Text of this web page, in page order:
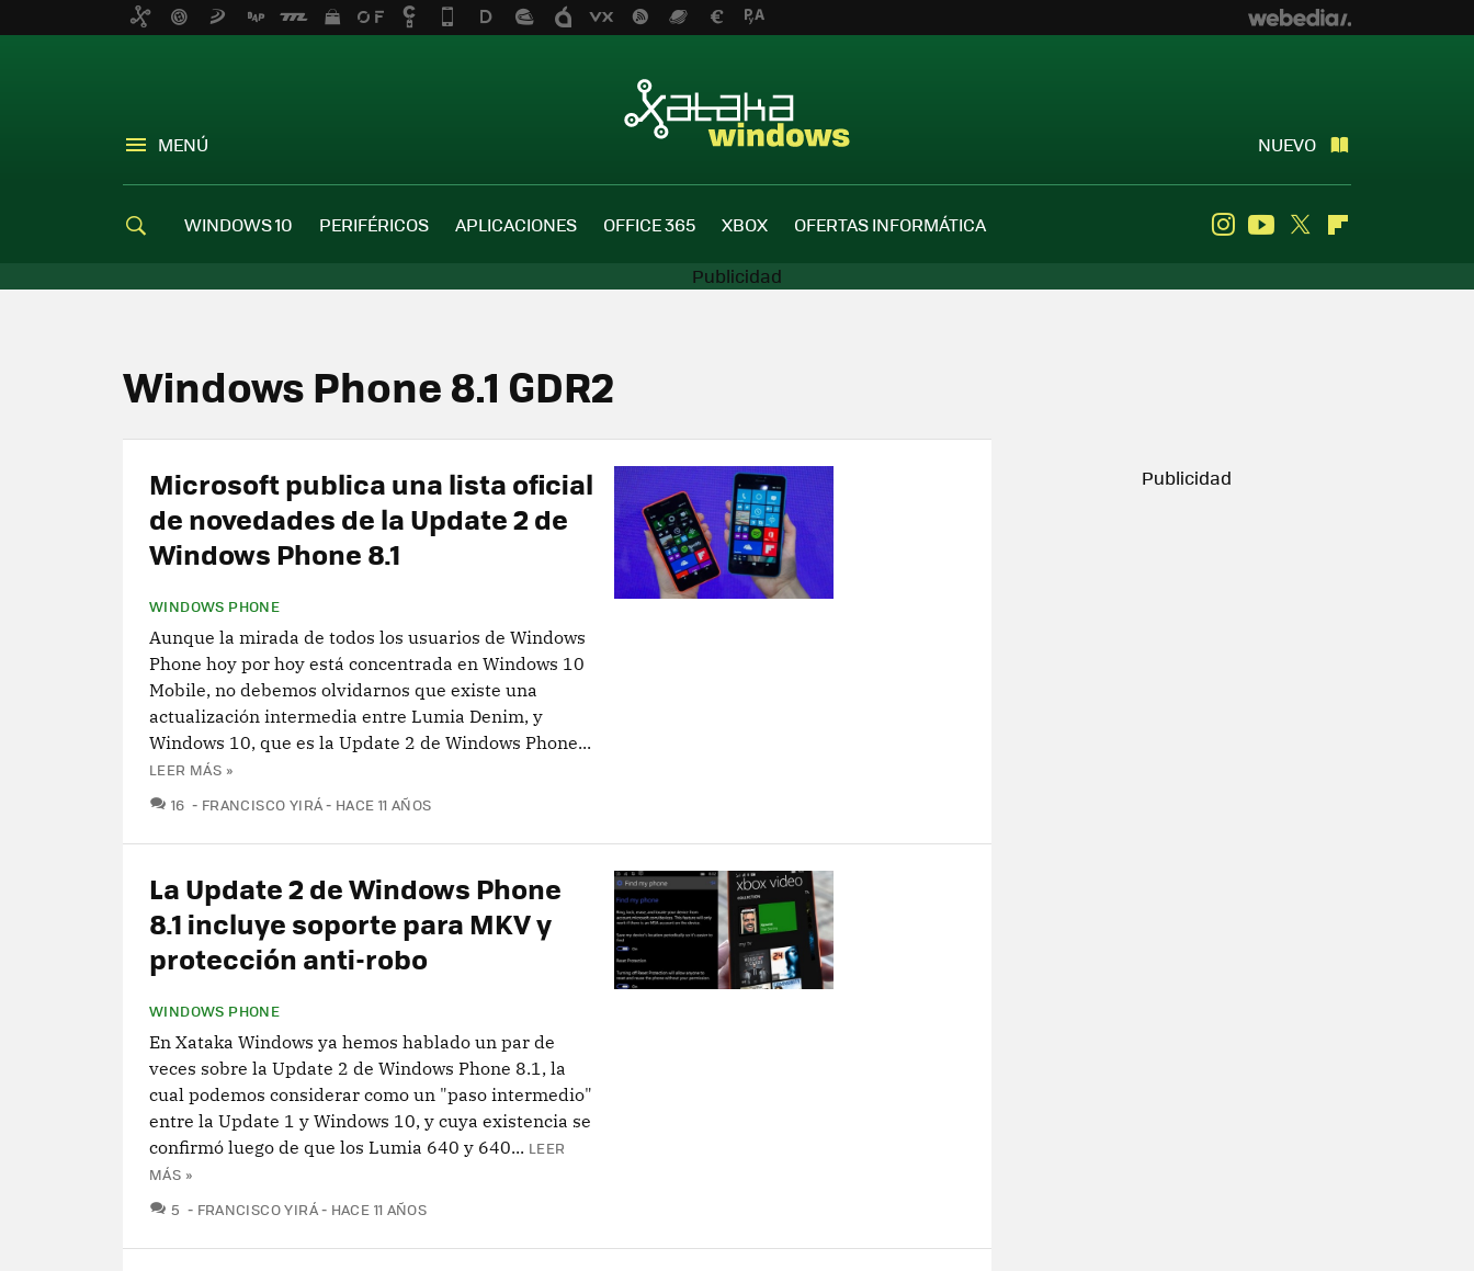
MENÚ NUEVO
WINDOWS 10 PERIFÉRICOS APLICACIONES OFFICE 365 XBOX OFERTAS INFORMÁTICA InstagramYoutube
Twitter
Windows Phone 8.1 GDR2
Microsoft publica una lista oficial
de novedades de la Update 2 de
Windows Phone 8.1
WINDOWS PHONE
Aunque la mirada de todos los usuarios de Windows
Phone hoy por hoy está concentrada en Windows 10
Mobile, no debemos olvidarnos que existe una
actualización intermedia entre Lumia Denim, y
Windows 10, que es la Update 2 de Windows Phone...
LEER MÁS »
16 COMENTARIOS
FRANCISCO YIRÁ HACE 11 AÑOS
La Update 2 de Windows Phone
8.1 incluye soporte para MKV y
protección anti-robo
WINDOWS PHONE
En Xataka Windows ya hemos hablado un par de
veces sobre la Update 2 de Windows Phone 8.1, la
cual podemos considerar como un "paso intermedio"
entre la Update 1 y Windows 10, y cuya existencia se
confirmó luego de que los Lumia 640 y 640... LEER
MÁS »
5 COMENTARIOS
FRANCISCO YIRÁ HACE 11 AÑOS